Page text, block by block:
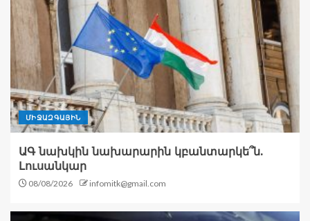
ՄԻՋԱԶԳԱՅԻՆ
ԱԳ նախկին նախարարին կբանտարկե՞ն.
Լուսանկար
08/08/2026 infomitk@gmail.com